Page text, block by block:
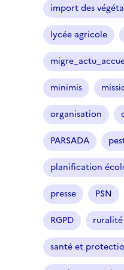
import des
lycée agricole
minimis
organisation
PARSADA
planification
presse PSN
RGPD ruralité
santé et